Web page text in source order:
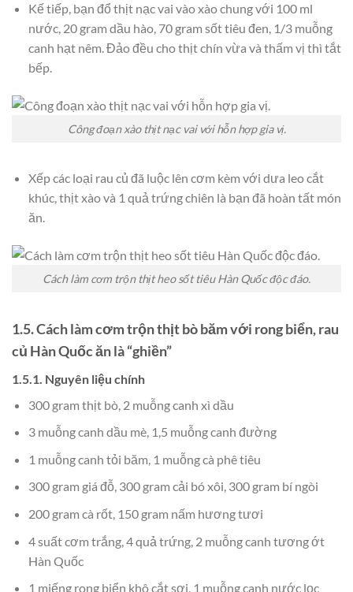
Kế tiếp, bạn đổ thịt nạc vai vào xào chung với 100 ml
nước, 20 gram dầu hào, 70 gram sốt tiêu đen, 1/3 muỗng
canh hạt nêm. Đảo đều cho thịt chín vừa và thấm vị thì tắt
bếp.
Công đoạn xào thịt nạc vai với hỗn hợp gia vị.
Xếp các loại rau củ đã luộc lên cơm kèm với dưa leo cắt
khúc, thịt xào và 1 quả trứng chiên là bạn đã hoàn tất món
ăn.
Cách làm cơm trộn thịt heo sốt tiêu Hàn Quốc độc đáo.
1.5. Cách làm cơm trộn thịt bò băm với rong biển, rau
củ Hàn Quốc ăn là “ghiền”
1.5.1. Nguyên liệu chính
300 gram thịt bò, 2 muỗng canh xì dầu
3 muỗng canh dầu mè, 1,5 muỗng canh đường
1 muỗng canh tỏi băm, 1 muỗng cà phê tiêu
300 gram giá đỗ, 300 gram cải bó xôi, 300 gram bí ngòi
200 gram cà rốt, 150 gram nấm hương tươi
4 suất cơm trắng, 4 quả trứng, 2 muỗng canh tương ớt
Hàn Quốc
1 miếng rong biển khô cắt sợi, 1 muỗng canh nước lọc